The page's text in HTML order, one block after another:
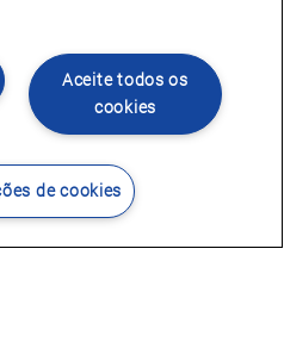
Encontrar Centro
Aceite todos os
cookies
de cookies